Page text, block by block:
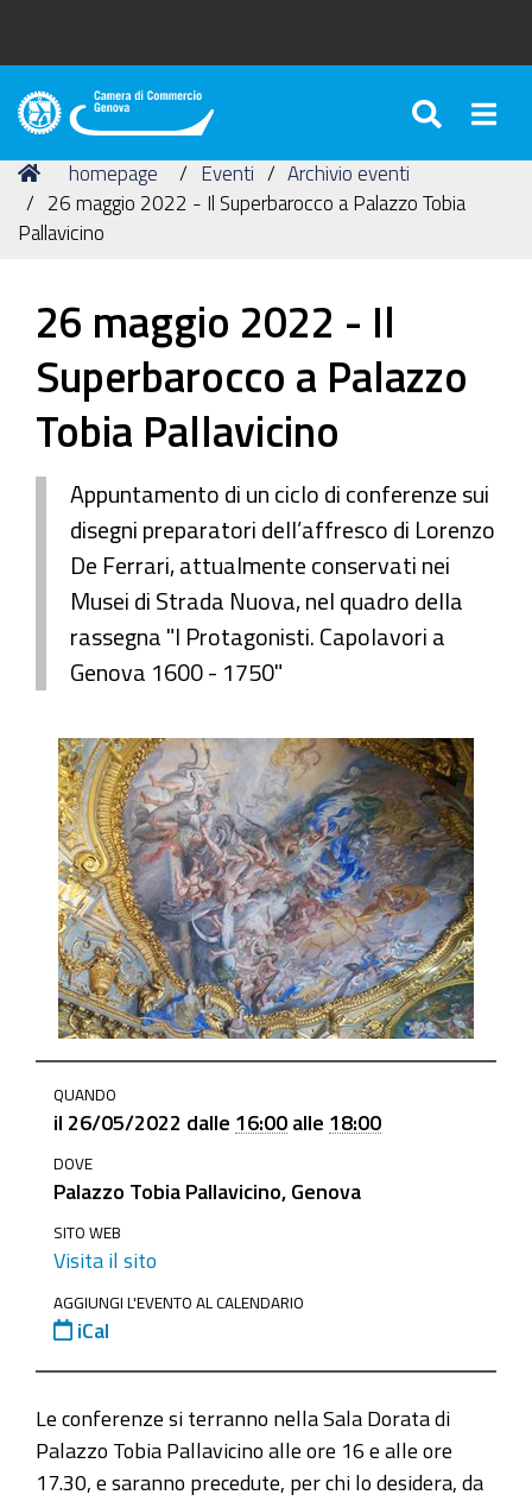
Camera
Commercio
di
Genova
Tu
sei
qui:
Home
homepage Eventi
Archivio eventi
26 maggio 2022 - Il Superbarocco a Palazzo Tobia
Pallavicino
26 maggio 2022 - Il
Superbarocco a Palazzo
Tobia Pallavicino
Appuntamento di un ciclo di conferenze sui
disegni preparatori dell’affresco di Lorenzo
De Ferrari, attualmente conservati nei
Musei di Strada Nuova, nel quadro della
rassegna "I Protagonisti. Capolavori a
Genova 1600 - 1750"
homepage/events/archivio-
eventi/26-
maggio-
2022-
superbarocco-
palazzo-
QUANDO
il 26/05/2022 dalle 16:00 alle 18:00
DOVE
Palazzo Tobia Pallavicino, Genova
SITO WEB
Visita il sito
AGGIUNGI L'EVENTO AL CALENDARIO
iCal
Le conferenze si terranno nella Sala Dorata di
Palazzo Tobia Pallavicino alle ore 16 e alle ore
17.30, e saranno precedute, per chi lo desidera, da